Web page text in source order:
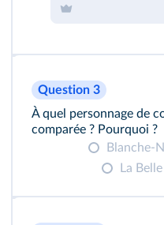
Question 3
À quel personnage de
comparée ? Pourquoi ?
Blanche-
La